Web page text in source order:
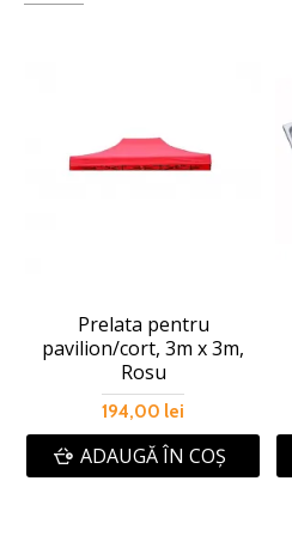
Prelata pentru
pavilion/cort, 3m x 3m,
Rosu
194,00 lei
ADAUGĂ ÎN COŞ